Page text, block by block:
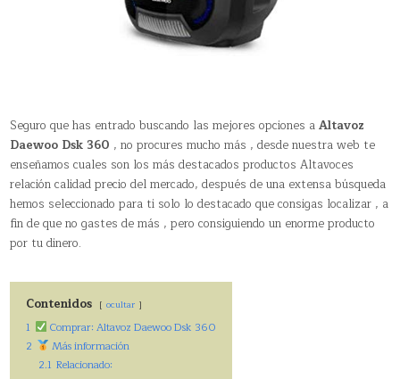
Seguro que has entrado buscando las mejores opciones aAltavoz
Daewoo Dsk 360 , no procures mucho más , desde nuestra web te
enseñamos cuales son los más destacados productos Altavoces
relación calidad precio del mercado, después de una extensa búsqueda
hemos seleccionado para ti solo lo destacado que consigas localizar , a
fin de que no gastes de más , pero consiguiendo un enorme producto
por tu dinero.
Contenidos ocultar
1
Comprar: Altavoz Daewoo Dsk 360
2
Más información
2.1 Relacionado: